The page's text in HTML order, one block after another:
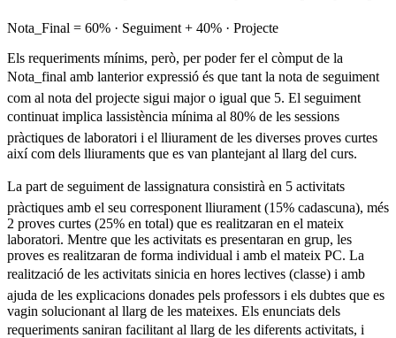
Nota_Final = 60% · Seguiment + 40% · Projecte
Els requeriments mínims, però, per poder fer el còmput de la
Nota_final amb lanterior expressió és que tant la nota de seguiment
com al nota del projecte sigui major o igual que 5. El seguiment
continuat implica lassistència mínima al 80% de les sessions
pràctiques de laboratori i el lliurament de les diverses proves curtes
així com dels lliuraments que es van plantejant al llarg del curs.
La part de seguiment de lassignatura consistirà en 5 activitats
pràctiques amb el seu corresponent lliurament (15% cadascuna), més
2 proves curtes (25% en total) que es realitzaran en el mateix
laboratori. Mentre que les activitats es presentaran en grup, les
proves es realitzaran de forma individual i amb el mateix PC. La
realització de les activitats sinicia en hores lectives (classe) i amb
ajuda de les explicacions donades pels professors i els dubtes que es
vagin solucionant al llarg de les mateixes. Els enunciats dels
requeriments saniran facilitant al llarg de les diferents activitats, i